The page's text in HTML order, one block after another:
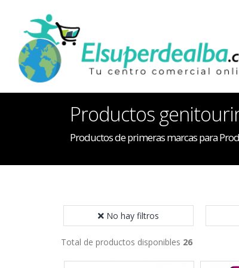
Productos
Productos de primeras marcas para
No hay filtros
Total de productos disponibles 26